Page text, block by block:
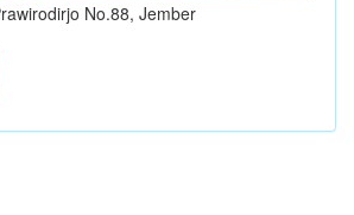
No.88, Jember